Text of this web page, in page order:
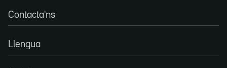
Contacta'ns
Llengua